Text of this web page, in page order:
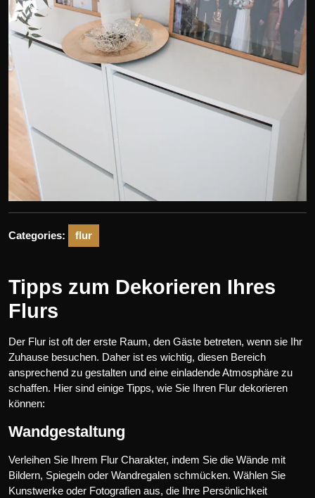
Categories: flur
Tipps zum Dekorieren Ihres
Flurs
Der Flur ist oft der erste Raum, den Gäste betreten, wenn sie Ihr
Zuhause besuchen. Daher ist es wichtig, diesen Bereich
ansprechend zu gestalten und eine einladende Atmosphäre zu
schaffen. Hier sind einige Tipps, wie Sie Ihren Flur dekorieren
können:
Wandgestaltung
Verleihen Sie Ihrem Flur Charakter, indem Sie die Wände mit
Bildern, Spiegeln oder Wandregalen schmücken. Wählen Sie
Kunstwerke oder Fotografien aus, die Ihre Persönlichkeit